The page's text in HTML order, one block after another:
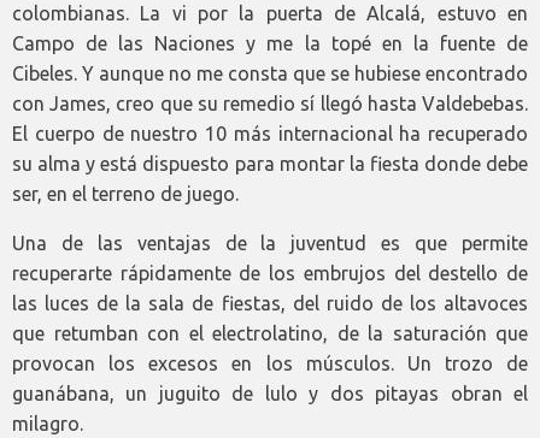
colombianas. La vi por la puerta de Alcalá, estuvo en
Campo de las Naciones y me la topé en la fuente de
Cibeles. Y aunque no me consta que se hubiese encontrado
con James, creo que su remedio sí llegó hasta Valdebebas.
El cuerpo de nuestro 10 más internacional ha recuperado
su alma y está dispuesto para montar la fiesta donde debe
ser, en el terreno de juego.
Una de las ventajas de la juventud es que permite
recuperarte rápidamente de los embrujos del destello de
las luces de la sala de fiestas, del ruido de los altavoces
que retumban con el electrolatino, de la saturación que
provocan los excesos en los músculos. Un trozo de
guanábana, un juguito de lulo y dos pitayas obran el
milagro.